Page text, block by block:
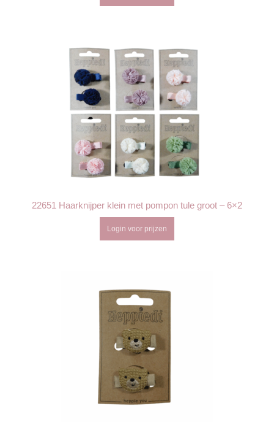
22651 Haarknijper klein met pompon tule groot – 6×2
Login voor prijzen